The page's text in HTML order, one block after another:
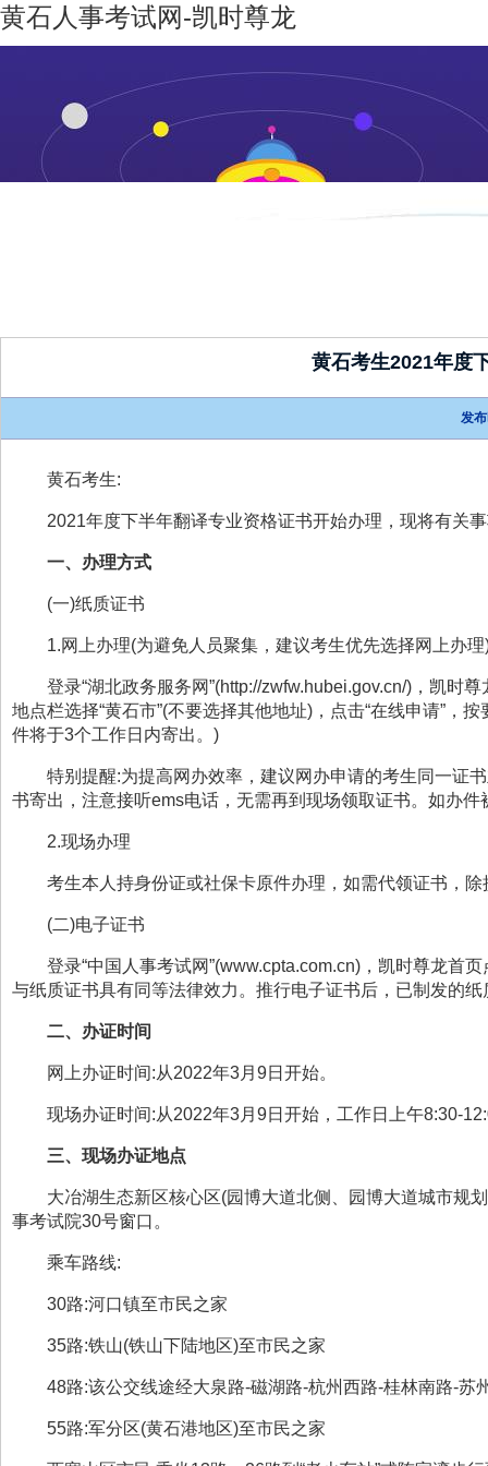
黄石人事考试网-凯时尊龙
黄石考生2021年度
发
黄石考生:
2021年度下半年翻译专业资格证书开始办理，现将有关
一、办理方式
(一)纸质证书
1.网上办理(为避免人员聚集，建议考生优先选择网上办理
登录“湖北政务服务网”(http://zwfw.hubei.gov.cn/) ，凯时
地点栏选择“黄石市”(不要选择其他地址) ，点击“在线申请” ，
件将于3个工作日内寄出。 )
特别提醒:为提高网办效率，建议网办申请的考生同一证
书寄出，注意接听ems电话，无需再到现场领取证书。如办
2.现场办理
考生本人持身份证或社保卡原件办理，如需代领证书，
(二)电子证书
登录“中国人事考试网”(www.cpta.com.cn) ，凯时尊龙首页
与纸质证书具有同等法律效力。推行电子证书后，已制发的
二、办证时间
网上办证时间:从2022年3月 9日开始。
现场办证时间:从2022年3月 9日开始，工作日上午8:30-
三、现场办证地点
大冶湖生态新区核心区(园博大道北侧、园博大道城市规
事考试院30号窗口。
乘车路线:
30路:河口镇至市民之家
35路:铁山(铁山下陆地区)至市民之家
48路:该公交线途经大泉路-磁湖路-杭州西路-桂林南路-苏
55路:军分区(黄石港地区)至市民之家